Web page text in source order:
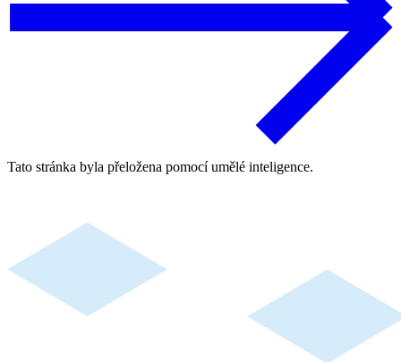
Tato stránka byla přeložena pomocí umělé inteligence.